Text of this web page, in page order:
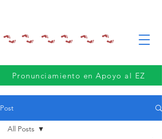
Pronunciamiento en Apoyo al EZ
Post
All Posts